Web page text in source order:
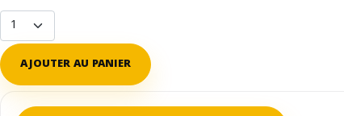
AJOUTER AU PANIER